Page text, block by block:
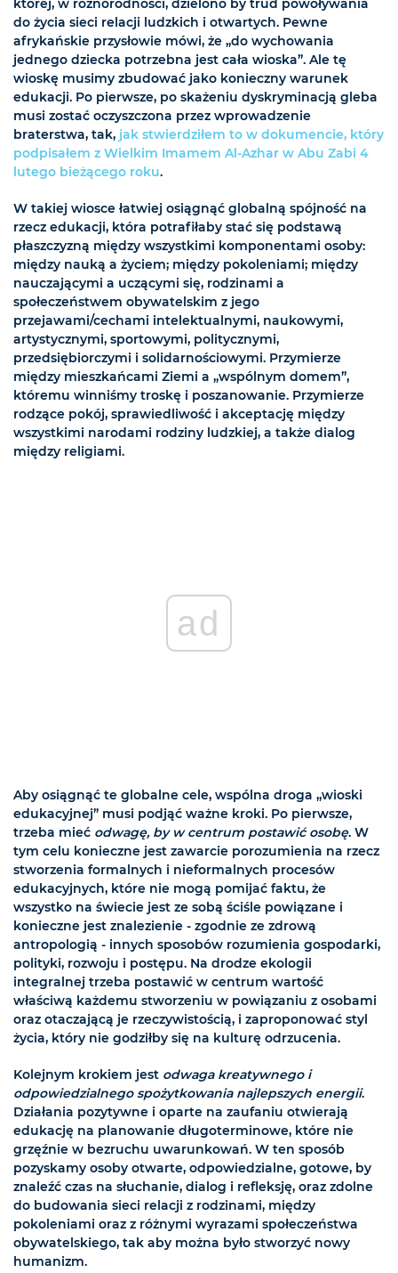
której, w różnorodności, dzielono by trud powoływania
do życia sieci relacji ludzkich i otwartych. Pewne
afrykańskie przysłowie mówi, że „do wychowania
jednego dziecka potrzebna jest cała wioska”. Ale tę
wioskę musimy zbudować jako konieczny warunek
edukacji. Po pierwsze, po skażeniu dyskryminacją gleba
musi zostać oczyszczona przez wprowadzenie
braterstwa, tak, jak stwierdziłem to w dokumencie, który
podpisałem z Wielkim Imamem Al-Azhar w Abu Zabi 4
lutego bieżącego roku.
W takiej wiosce łatwiej osiągnąć globalną spójność na
rzecz edukacji, która potrafiłaby stać się podstawą
płaszczyzną między wszystkimi komponentami osoby:
między nauką a życiem; między pokoleniami; między
nauczającymi a uczącymi się, rodzinami a
społeczeństwem obywatelskim z jego
przejawami/cechami intelektualnymi, naukowymi,
artystycznymi, sportowymi, politycznymi,
przedsiębiorczymi i solidarnościowymi. Przymierze
między mieszkańcami Ziemi a „wspólnym domem”,
któremu winniśmy troskę i poszanowanie. Przymierze
rodzące pokój, sprawiedliwość i akceptację między
wszystkimi narodami rodziny ludzkiej, a także dialog
między religiami.
ad
Aby osiągnąć te globalne cele, wspólna droga „wioski
edukacyjnej” musi podjąć ważne kroki. Po pierwsze,
trzeba mieć odwagę, by w centrum postawić osobę. W
tym celu konieczne jest zawarcie porozumienia na rzecz
stworzenia formalnych i nieformalnych procesów
edukacyjnych, które nie mogą pomijać faktu, że
wszystko na świecie jest ze sobą ściśle powiązane i
konieczne jest znalezienie - zgodnie ze zdrową
antropologią - innych sposobów rozumienia gospodarki,
polityki, rozwoju i postępu. Na drodze ekologii
integralnej trzeba postawić w centrum wartość
właściwą każdemu stworzeniu w powiązaniu z osobami
oraz otaczającą je rzeczywistością, i zaproponować styl
życia, który nie godziłby się na kulturę odrzucenia.
Kolejnym krokiem jest odwaga kreatywnego i
odpowiedzialnego spożytkowania najlepszych energii.
Działania pozytywne i oparte na zaufaniu otwierają
edukację na planowanie długoterminowe, które nie
grzęźnie w bezruchu uwarunkowań. W ten sposób
pozyskamy osoby otwarte, odpowiedzialne, gotowe, by
znaleźć czas na słuchanie, dialog i refleksję, oraz zdolne
do budowania sieci relacji z rodzinami, między
pokoleniami oraz z różnymi wyrazami społeczeństwa
obywatelskiego, tak aby można było stworzyć nowy
humanizm.